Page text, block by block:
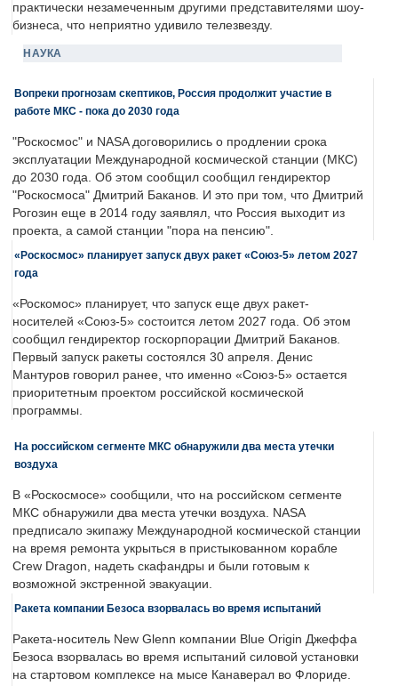
практически незамеченным другими представителями шоу-
бизнеса, что неприятно удивило телезвезду.
НАУКА
Вопреки прогнозам скептиков, Россия продолжит участие в
работе МКС - пока до 2030 года
"Роскосмос" и NASA договорились о продлении срока
эксплуатации Международной космической станции (МКС)
до 2030 года. Об этом сообщил сообщил гендиректор
"Роскосмоса" Дмитрий Баканов. И это при том, что Дмитрий
Рогозин еще в 2014 году заявлял, что Россия выходит из
проекта, а самой станции "пора на пенсию".
«Роскосмос» планирует запуск двух ракет «Союз-5» летом 2027
года
«Роскомос» планирует, что запуск еще двух ракет-
носителей «Союз-5» состоится летом 2027 года. Об этом
сообщил гендиректор госкорпорации Дмитрий Баканов.
Первый запуск ракеты состоялся 30 апреля. Денис
Мантуров говорил ранее, что именно «Союз-5» остается
приоритетным проектом российской космической
программы.
На российском сегменте МКС обнаружили два места утечки
воздуха
В «Роскосмосе» сообщили, что на российском сегменте
МКС обнаружили два места утечки воздуха. NASA
предписало экипажу Международной космической станции
на время ремонта укрыться в пристыкованном корабле
Crew Dragon, надеть скафандры и были готовым к
возможной экстренной эвакуации.
Ракета компании Безоса взорвалась во время испытаний
Ракета-носитель New Glenn компании Blue Origin Джеффа
Безоса взорвалась во время испытаний силовой установки
на стартовом комплексе на мысе Канаверал во Флориде.